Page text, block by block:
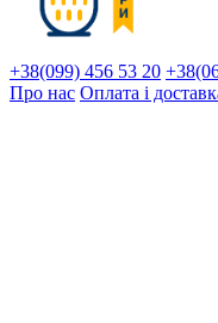
+38(099) 456 53 20
Про нас Оплата і